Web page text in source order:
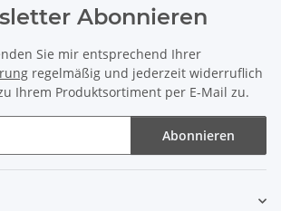
Abonnieren
Sie mir entsprechend Ihrer
regelmäßig und jederzeit widerruflich
Ihrem Produktsortiment per E-Mail zu.
Abonnieren